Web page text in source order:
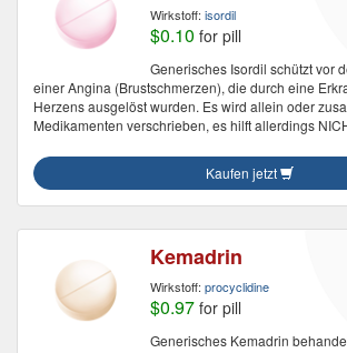
Wirkstoff: isordil
$0.10 for pill
Generisches Isordil schützt vor
einer Angina (Brustschmerzen), die durch eine
Herzens ausgelöst wurden. Es wird allein oder
Medikamenten verschrieben, es hilft allerdings
Kaufen jetzt
Kemadrin
Wirkstoff: procyclidine
$0.97 for pill
Generisches Kemadrin